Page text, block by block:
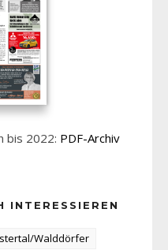
bis 2022: PDF-Archiv
INTERESSIEREN
Walddörfer